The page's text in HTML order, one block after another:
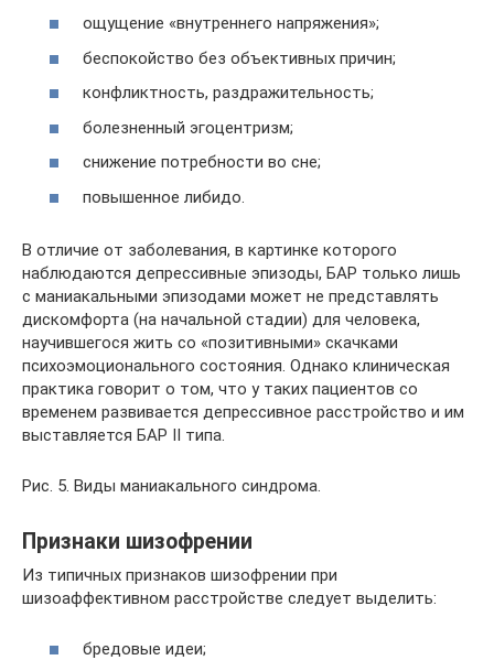
ощущение «внутреннего напряжения»;
беспокойство без объективных причин;
конфликтность, раздражительность;
болезненный эгоцентризм;
снижение потребности во сне;
повышенное либидо.
В отличие от заболевания, в картинке которого
наблюдаются депрессивные эпизоды, БАР только лишь
с маниакальными эпизодами может не представлять
дискомфорта (на начальной стадии) для человека,
научившегося жить со «позитивными» скачками
психоэмоционального состояния. Однако клиническая
практика говорит о том, что у таких пациентов со
временем развивается депрессивное расстройство и им
выставляется БАР II типа.
Рис. 5. Виды маниакального синдрома.
Признаки шизофрении
Из типичных признаков шизофрении при
шизоаффективном расстройстве следует выделить:
бредовые идеи;